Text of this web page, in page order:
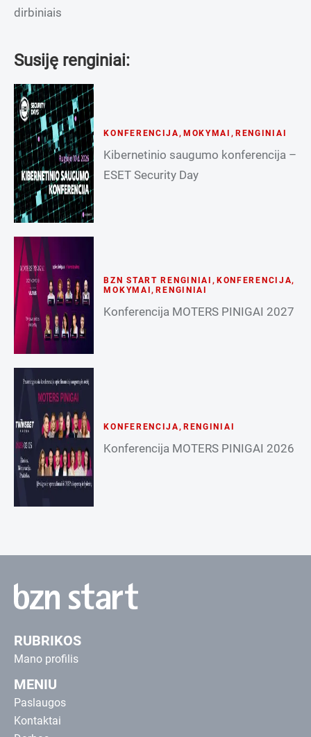
dirbiniais
Susiję renginiai:
KONFERENCIJA , MOKYMAI , RENGINIAI
Kibernetinio saugumo konferencija –
ESET Security Day
BZN START RENGINIAI , KONFERENCIJA,
MOKYMAI ,RENGINIAI
Konferencija MOTERS PINIGAI 2027
KONFERENCIJA, RENGINIAI
Konferencija MOTERS PINIGAI 2026
RUBRIKOS
Mano profilis
MENIU
Paslaugos
Kontaktai